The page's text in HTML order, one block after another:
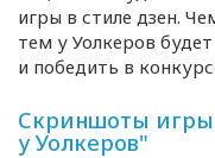
игры в стиле дзен.
тем у Уолкеров
и победить в
Скриншоты
у Уолкеров"